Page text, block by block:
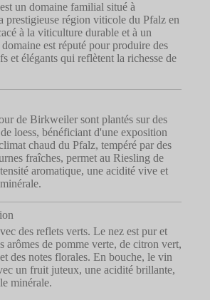
un domaine familial situé à
prestigieuse région viticole du Pfalz en
à la viticulture durable et à un
est réputé pour produire des
et élégants qui reflètent la richesse de
de Birkweiler sont plantés sur des
loess, bénéficiant d'une exposition
chaud du Pfalz, tempéré par des
fraîches, permet au Riesling de
aromatique, une acidité vive et
des reflets verts. Le nez est pur et
arômes de pomme verte, de citron vert,
des notes florales. En bouche, le vin
un fruit juteux, une acidité brillante,
minérale.